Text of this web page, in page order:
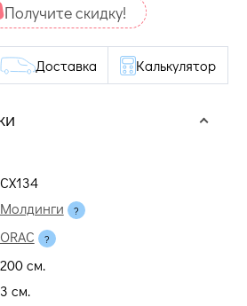
Получите cкидку!
CX134
Молдинги
ORAC
200 cм.
3 cм.
Доставка Калькулятор